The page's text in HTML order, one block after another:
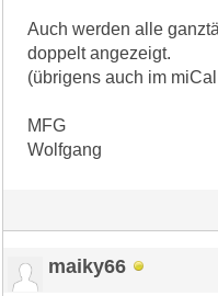
Auch werden alle
doppelt angezeigt.
(übrigens auch im
MFG
Wolfgang
maiky66